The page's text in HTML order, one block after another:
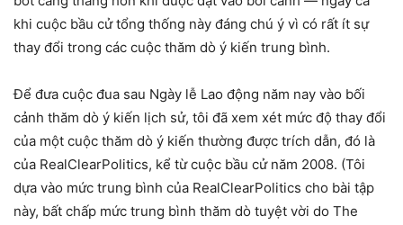
khi cuộc bầu cử tổng thống này đáng chú ý vì có rất ít sự
thay đổi trong các cuộc thăm dò ý kiến ​​trung bình.
Để đưa cuộc đua sau Ngày lễ Lao động năm nay vào bối
cảnh thăm dò ý kiến ​​lịch sử, tôi đã xem xét mức độ thay đổi
của một cuộc thăm dò ý kiến ​​thường được trích dẫn, đó là
của RealClearPolitics, kể từ cuộc bầu cử năm 2008. (Tôi
dựa vào mức trung bình của RealClearPolitics cho bài tập
này, bất chấp mức trung bình thăm dò tuyệt vời do The